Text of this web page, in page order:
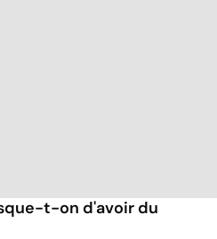
t-on d'avoir du